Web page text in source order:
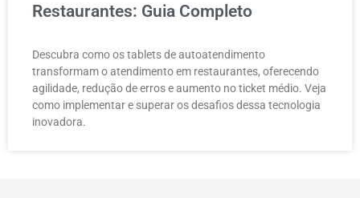
Restaurantes: Guia Completo
Descubra como os tablets de autoatendimento
transformam o atendimento em restaurantes, oferecendo
agilidade, redução de erros e aumento no ticket médio. Veja
como implementar e superar os desafios dessa tecnologia
inovadora.